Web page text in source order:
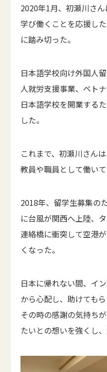
2020年1月、初瀬川さ
学び働くことを応援し
に踏み切った。
日本語学校向け外国人
人就労支援事業、ベト
日本語学校を開業する
した。
これまで、初瀬川さん
教員や職員として働いて
2018年、留学生募集の
に台風が関西へ上陸、
連絡橋に衝突して空港
くなった。
日本に帰れない間、イ
から心配し、助けてもら
その時の感謝の気持ち
たいとの想いを強くし